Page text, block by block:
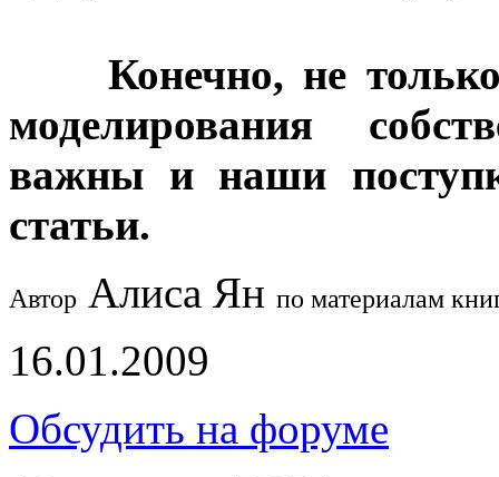
Конечно, не
моделирования
важны и наши
статьи.
Автор Алиса Ян по материалам
16.01.2009
Обсудить на форуме